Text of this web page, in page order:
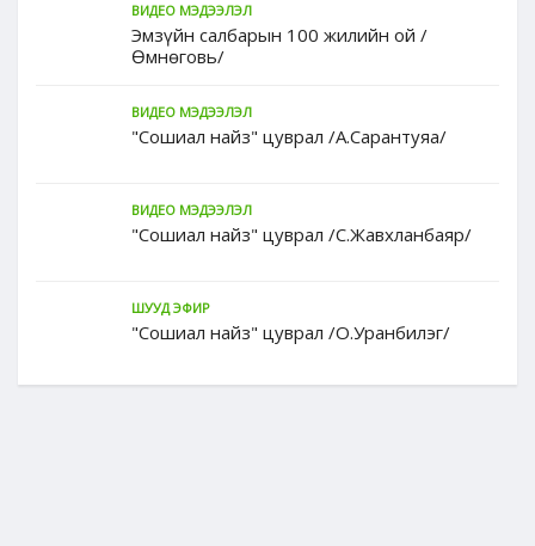
ВИДЕО МЭДЭЭЛЭЛ
Эмзүйн салбарын 100 жилийн ой /
Өмнөговь/
ВИДЕО МЭДЭЭЛЭЛ
"Сошиал найз" цуврал /А.Сарантуяа/
ВИДЕО МЭДЭЭЛЭЛ
"Сошиал найз" цуврал /С.Жавхланбаяр/
ШУУД ЭФИР
"Сошиал найз" цуврал /О.Уранбилэг/